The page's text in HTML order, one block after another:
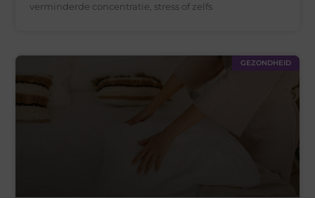
verminderde concentratie, stress of zelfs
GEZONDHEID